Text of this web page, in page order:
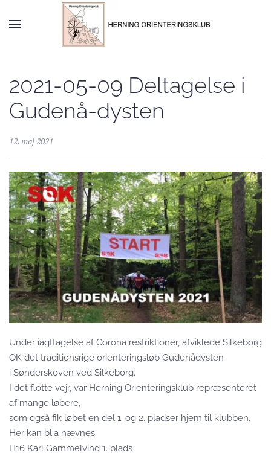
Skip to main content
2021-05-09 Deltagelse i
Gudenå-dysten
12. maj 2021
Under iagttagelse af Corona restriktioner, afviklede Silkeborg
OK det traditionsrige orienteringsløb Gudenådysten
i Sønderskoven ved Silkeborg.
I det flotte vejr, var Herning Orienteringsklub repræsenteret
af mange løbere,
som også fik løbet en del 1. og 2. pladser hjem til klubben.
Her kan bl.a nævnes:
H16 Karl Gammelvind 1. plads